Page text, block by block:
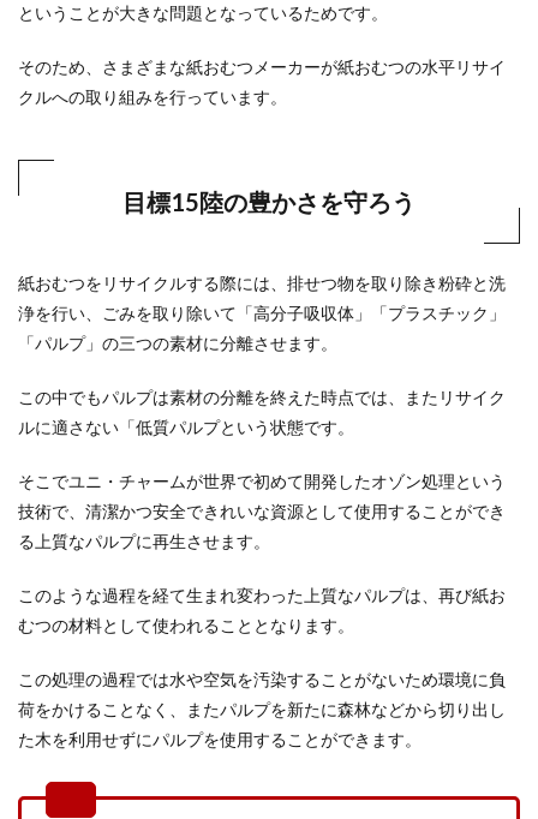
ということが大きな問題となっているためです。
そのため、さまざまな紙おむつメーカーが紙おむつの水平リサイ
クルへの取り組みを行っています。
目標15陸の豊かさを守ろう
紙おむつをリサイクルする際には、排せつ物を取り除き粉砕と洗
浄を行い、ごみを取り除いて「高分子吸収体」「プラスチック」
「パルプ」の三つの素材に分離させます。
この中でもパルプは素材の分離を終えた時点では、またリサイク
ルに適さない「低質パルプという状態です。
そこでユニ・チャームが世界で初めて開発したオゾン処理という
技術で、清潔かつ安全できれいな資源として使用することができ
る上質なパルプに再生させます。
このような過程を経て生まれ変わった上質なパルプは、再び紙お
むつの材料として使われることとなります。
この処理の過程では水や空気を汚染することがないため環境に負
荷をかけることなく、またパルプを新たに森林などから切り出し
た木を利用せずにパルプを使用することができます。